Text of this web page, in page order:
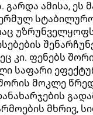
გარდა ამისა, ეს
კი. ფენებს
საფარი
მოკლე
მხრივ,